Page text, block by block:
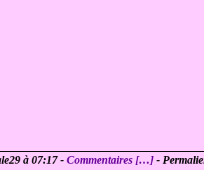
à 07:17 -Commentaires […] -